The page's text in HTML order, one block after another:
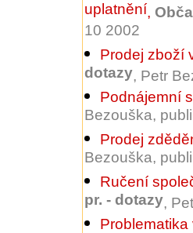
uplatnění,
10 2002
Prodej zboží
dotazy, Petr
Podnájemní
Bezouška,
Prodej
Bezouška,
Ručení
pr. - dotazy,